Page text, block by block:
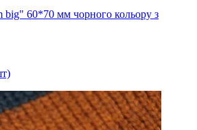
60*70 мм чорного кольору з